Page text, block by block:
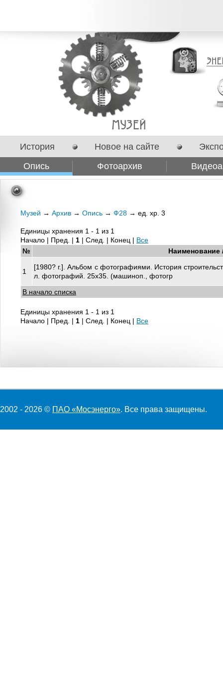
История Новое на сайте
Опись
Фотоархив
Сотрудничество
Музей → Архив → Опись → Ф28 → ед. хр. 3
Единицы хранения 1 - 1 из 1
Начало | Пред. | 1 | След. | Конец | Все
№
Наименование
1
[1980? г.]. Альбом с фотографиями. История
л. фотографий. 25х35. (машиноп., фотогр
В начало списка
Единицы хранения 1 - 1 из 1
Начало | Пред. | 1 | След. | Конец | Все
2002 - 2026 © ПАО «Мосэнерго». Все права защищены.